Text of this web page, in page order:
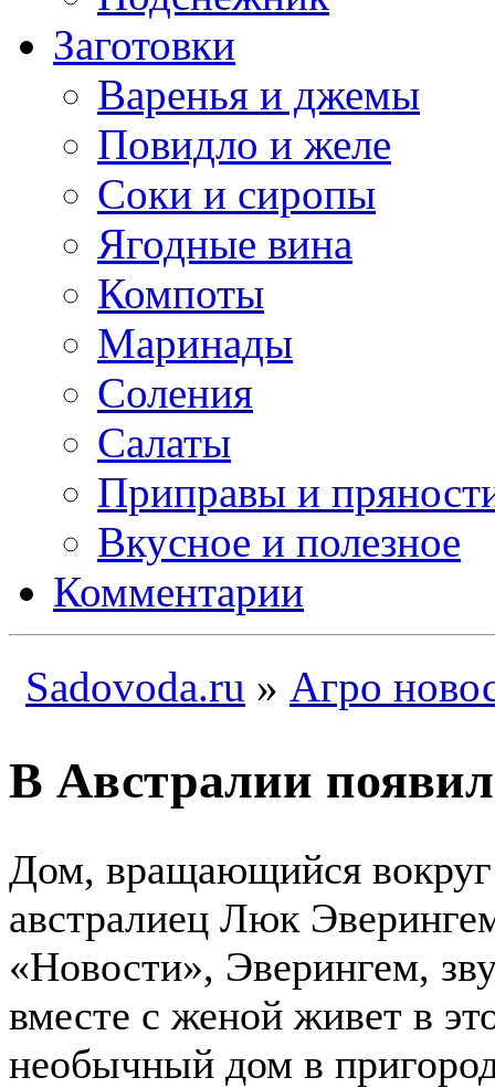
Заготовки
Варенья и джемы
Повидло и желе
Соки и сиропы
Ягодные вина
Компоты
Маринады
Соления
Салаты
Приправы и
Вкусное и полезное
Комментарии
Sadovoda.ru » Агро
В Австралии
Дом, вращающийся вокруг
австралиец Люк
«Новости», Эверингем,
вместе с женой живет в
необычный дом в